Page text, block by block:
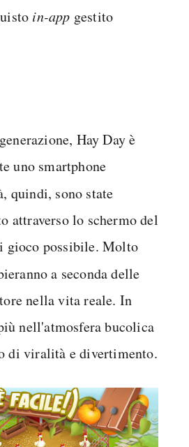
in-app gestito
Hay Day è
uno smartphone
quindi, sono state
attraverso lo schermo del
gioco possibile. Molto
a seconda delle
nella vita reale. In
nell'atmosfera bucolica
di viralità e divertimento.